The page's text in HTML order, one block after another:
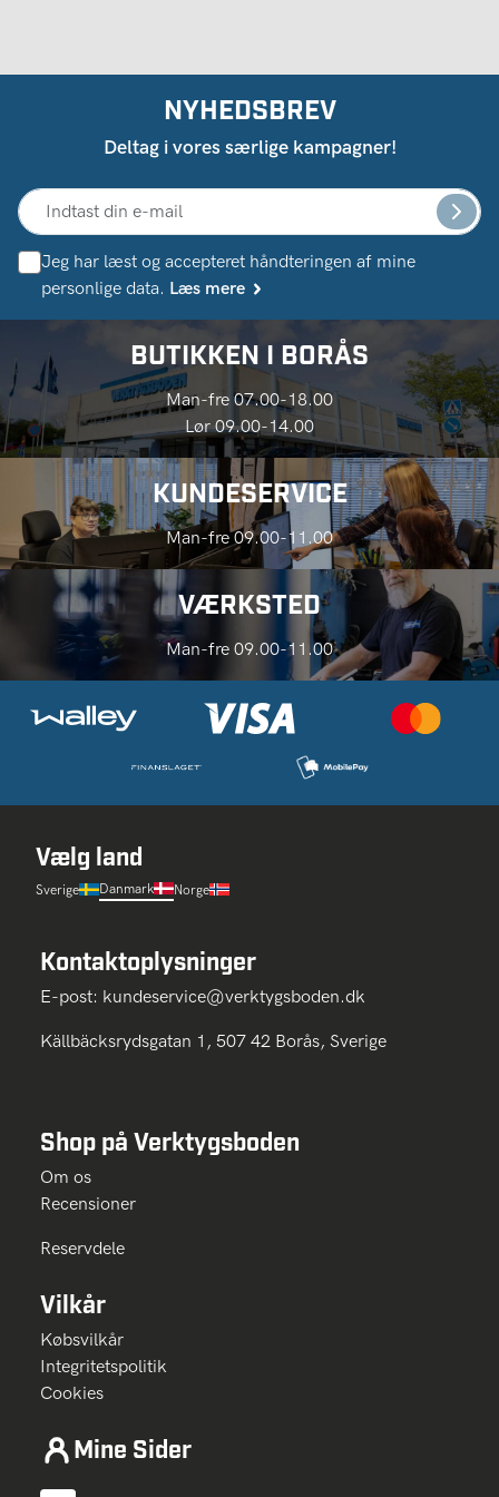
NYHEDSBREV
Deltag i vores særlige kampagner!
Jeg har læst og accepteret håndteringen af ​​mine
personlige data. Læs mere
BUTIKKEN I BORÅS
Man-fre 07.00-18.00
Lør 09.00-14.00
KUNDESERVICE
Man-fre 09.00-11.00
VÆRKSTED
Man-fre 09.00-11.00
Vælg land
Sverige Danmark Norge
Kontaktoplysninger
E-post: kundeservice@verktygsboden.dk
Källbäcksrydsgatan 1, 507 42 Borås, Sverige
Shop på Verktygsboden
Om os
Recensioner
Reservdele
Vilkår
Købsvilkår
Integritetspolitik
Cookies
Mine Sider